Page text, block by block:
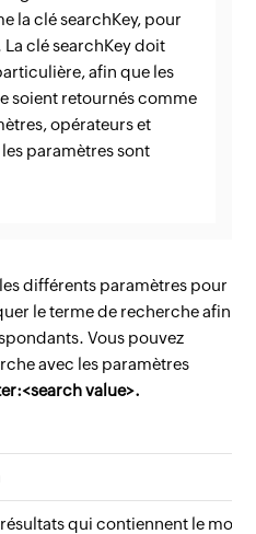
la clé searchKey, pour
clé searchKey doit
afin que les
soient retournés comme
opérateurs et
paramètres sont
différents paramètres pour
le terme de recherche afin
Vous pouvez
avec les paramètres
value>.
résultats qui contiennent le mot